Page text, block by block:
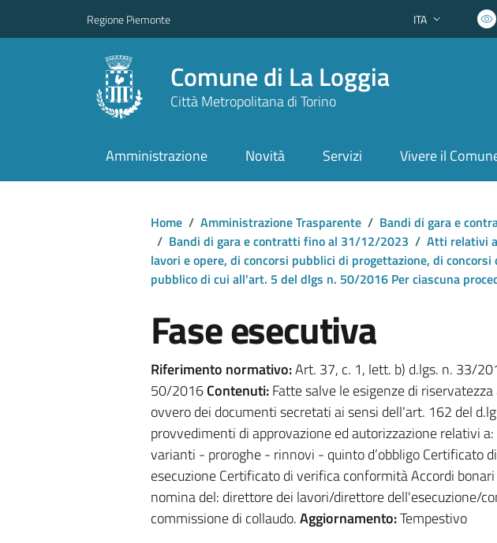
Regione Piemonte Lingua attiva:
ITA
Comune di La Loggia
Città Metropolitana di Torino
Amministrazione Novità Servizi Vivere il
Home / Amministrazione Trasparente / Bandi di gara e
/ Bandi di gara e contratti fino al 31/12/2023 / Atti relativi
lavori e opere, di concorsi pubblici di progettazione, di
pubblico di cui all'art. 5 del dlgs n. 50/2016 Per ciascuna
Fase esecutiva
Riferimento normativo:Art. 37, c. 1, lett. b) d.lgs. n. 33/
50/2016Contenuti:Fatte salve le esigenze di
ovvero dei documenti secretati ai sensi dell'art. 162 del
provvedimenti di approvazione ed autorizzazione relativi
varianti - proroghe - rinnovi - quinto d’obbligo Certificato
esecuzione Certificato di verifica conformità Accordi
nomina del: direttore dei lavori/direttore dell'esecuzione/
commissione di collaudo.Aggiornamento:Tempestivo